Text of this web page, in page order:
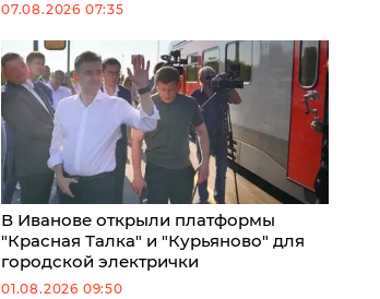
07.08.2026 07:35
В Иванове открыли платформы
"Красная Талка" и "Курьяново" для
городской электрички
01.08.2026 09:50